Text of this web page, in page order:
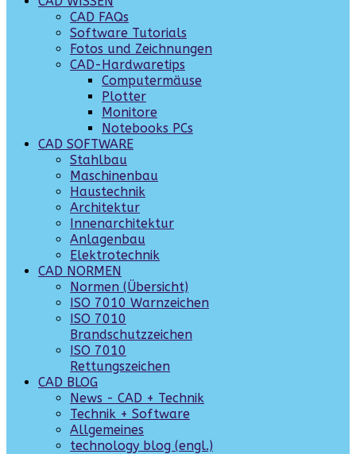
CAD FAQs
Software Tutorials
Fotos und Zeichnungen
CAD-Hardwaretips
Computermäuse
Plotter
Monitore
Notebooks PCs
CAD SOFTWARE
Stahlbau
Maschinenbau
Haustechnik
Architektur
Innenarchitektur
Anlagenbau
Elektrotechnik
CAD NORMEN
Normen (Übersicht)
ISO 7010 Warnzeichen
ISO 7010
Brandschutzzeichen
ISO 7010
Rettungszeichen
CAD BLOG
News - CAD + Technik
Technik + Software
Allgemeines
technology blog (engl.)